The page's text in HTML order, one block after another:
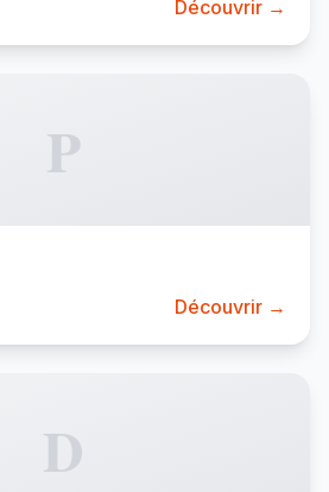
Découvrir →
P
Découvrir →
D